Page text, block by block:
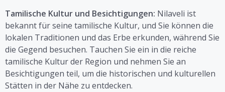
Tamilische Kultur und Besichtigungen: Nilaveli ist
bekannt für seine tamilische Kultur, und Sie können die
lokalen Traditionen und das Erbe erkunden, während Sie
die Gegend besuchen. Tauchen Sie ein in die reiche
tamilische Kultur der Region und nehmen Sie an
Besichtigungen teil, um die historischen und kulturellen
Stätten in der Nähe zu entdecken.